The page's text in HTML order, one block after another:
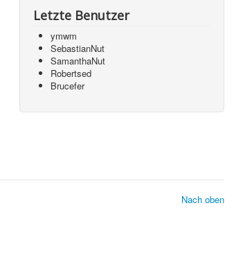
Letzte Benutzer
ymwm
SebastianNut
SamanthaNut
Robertsed
Brucefer
Nach oben